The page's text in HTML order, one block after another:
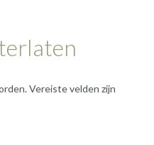
Vereiste velden zijn